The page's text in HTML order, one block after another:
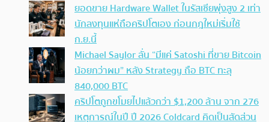
ยอดขาย Hardware Wallet ในรัสเซียพุ่งสูง 2 เท่า
นักลงทุนแห่ถือคริปโตเอง ก่อนกฎใหม่เริ่มใช้
ก.ย.นี้
Michael Saylor ลั่น “มีแค่ Satoshi ที่ขาย Bitcoin
น้อยกว่าผม” หลัง Strategy ถือ BTC ทะลุ
840,000 BTC
คริปโตถูกขโมยไปแล้วกว่า $1,200 ล้าน จาก 276
เหตุการณ์ในปี ปี 2026 Coldcard คิดเป็นสัดส่วน